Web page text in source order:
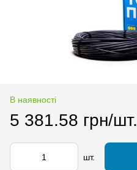
В наявності
5 381.58 грн/шт.
шт.